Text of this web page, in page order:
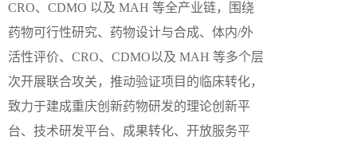
CRO、CDMO 以及 MAH 等全产业链，围绕
药物可行性研究、药物设计与合成、体内/外
活性评价、CRO、CDMO以及 MAH 等多个层
次开展联合攻关，推动验证项目的临床转化，
致力于建成重庆创新药物研发的理论创新平
台、技术研发平台、成果转化、开放服务平